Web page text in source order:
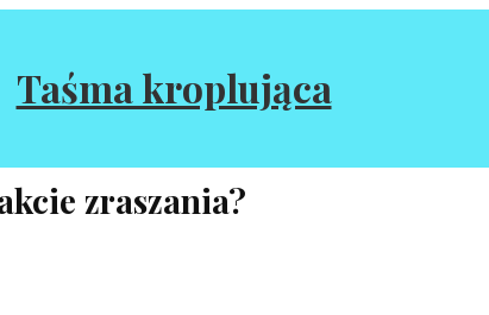
Taśma kroplująca
zraszania?